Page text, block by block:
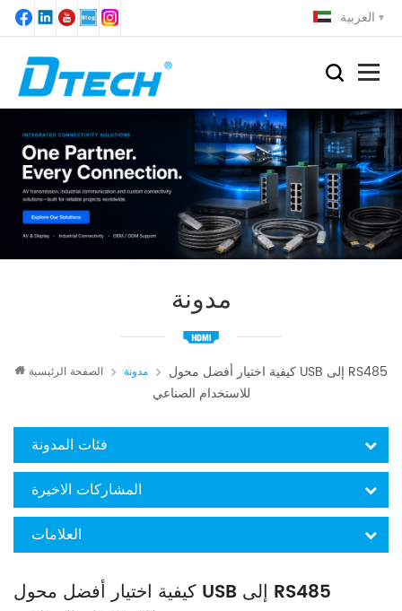
العربية
مدونة
الصفحة الرئيسية مدونة
للاستخدام الصناعي
فئات المدونة
المشاركات الاخيرة
العلامات
كيفية اختيار أفضل محول USB إلى RS485